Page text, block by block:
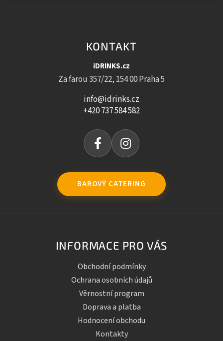
KONTAKT
iDRINKS.cz
Za farou 357/22, 154 00 Praha 5
info@idrinks.cz
+420 737 584 582
BAROVÝ CATERING
INFORMACE PRO VÁS
Obchodní podmínky
Ochrana osobních údajů
Věrnostní program
Doprava a platba
Hodnocení obchodu
Kontakty